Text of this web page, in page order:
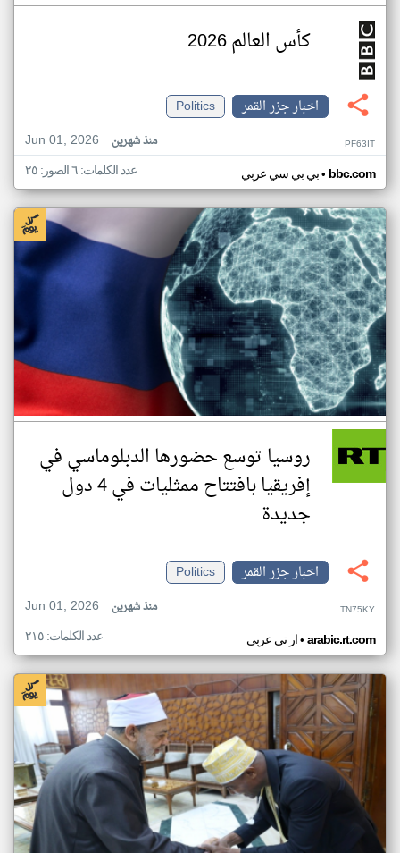
كأس العالم 2026
اخبار جزر القمر
Politics
Jun 01, 2026
منذ شهرين PF63IT
بي بي سي عربي• bbc.com عدد الكلمات: ٦ الصور: ٢٥
روسيا توسع حضورها الدبلوماسي في
إفريقيا بافتتاح ممثليات في 4 دول
جديدة
اخبار جزر القمر
Politics
Jun 01, 2026
منذ شهرين TN75KY
ار تي عربي• arabic.rt.com عدد الكلمات: ٢١٥